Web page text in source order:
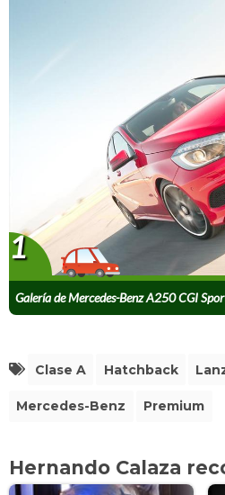
Galería de Mercedes-Benz A250 CGI
2013
1
Clase A Hatchback
Mercedes-Benz Premium
Hernando Calaza